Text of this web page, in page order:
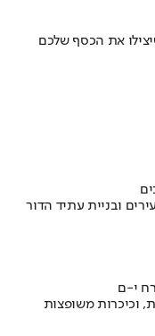
את הכסף שלכם
ובניית עתיד הדור
י-ם
וכיכרות משופצות